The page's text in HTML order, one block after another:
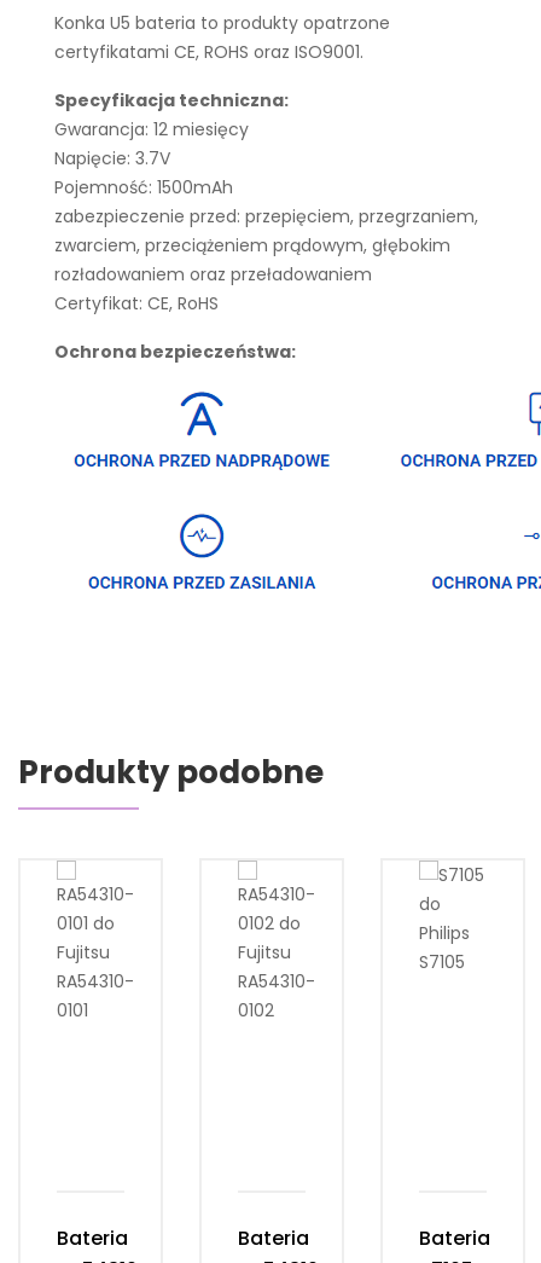
Konka U5 bateria to produkty opatrzone
certyfikatami CE, ROHS oraz ISO9001.
Specyfikacja techniczna:
Gwarancja: 12 miesięcy
Napięcie: 3.7V
Pojemność: 1500mAh
zabezpieczenie przed: przepięciem, przegrzaniem,
zwarciem, przeciążeniem prądowym, głębokim
rozładowaniem oraz przeładowaniem
Certyfikat: CE, RoHS
Ochrona bezpieczeństwa:
Produkty podobne
Bateria
Bateria
Bateria